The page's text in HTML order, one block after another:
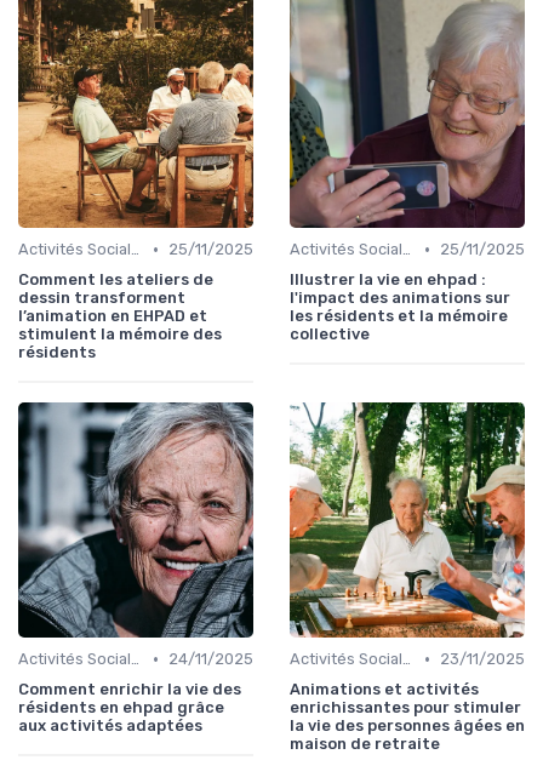
Activités Sociales et Loisirs •
25/11/2025
Comment les ateliers de
dessin transforment
l’animation en EHPAD et
stimulent la mémoire des
résidents
Activités Sociales et Loisirs •
25/11/2025
Illustrer la vie en ehpad :
l'impact des animations sur
les résidents et la mémoire
collective
Activités Sociales et Loisirs •
24/11/2025
Comment enrichir la vie des
résidents en ehpad grâce
aux activités adaptées
Activités Sociales et Loisirs •
23/11/2025
Animations et activités
enrichissantes pour stimuler
la vie des personnes âgées en
maison de retraite